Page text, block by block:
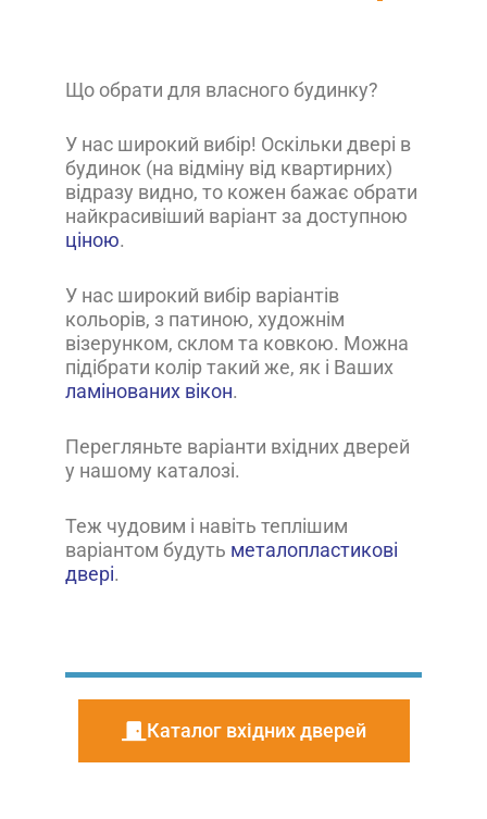
Що обрати для власного будинку?
У нас широкий вибір! Оскільки двері в
будинок (на відміну від квартирних)
відразу видно, то кожен бажає обрати
найкрасивіший варіант за доступною
ціною.
У нас широкий вибір варіантів
кольорів, з патиною, художнім
візерунком, склом та ковкою. Можна
підібрати колір такий же, як і Ваших
ламінованих вікон.
Перегляньте варіанти вхідних дверей
у нашому каталозі.
Теж чудовим і навіть теплішим
варіантом будуть металопластикові
двері.
Каталог вхідних дверей